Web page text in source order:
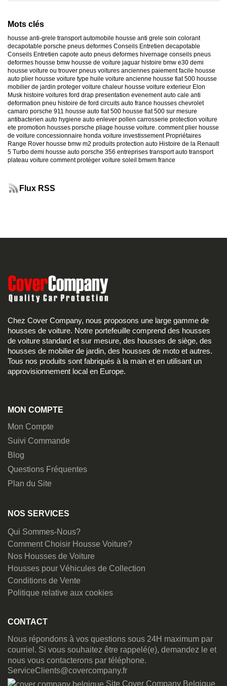
Mots clés
housse anti-grele transport automobile housse anti grele soin colorant
decapotable porsche pneus deformes Conseils Entretien decapotable
Conseils Entretien capote auto pneus deformes hivernage conseils pneus
deformes housse bmw housse de voiture jaguar histoire bmw e30 demi
housse voiture ou trouver pneus voitures anciennes paiement facile housse
auto plier housse voiture type huile voiture ancienne housse fiat 500 housse
mobilier de jardin proteger voiture chaleur housse voiture exterieur Elon
Musk histoire voitures ford drap presentation evenement auto cale anti
deformation pneu histoire de ford circuits auto france housses chevrolet
camaro porsche 911 housse auto fiat 500 housse fiat 500 sur mesure
antibacterien auto hygiene auto enlever pollen carrosserie protection voiture
ete promotion housses porsche pliage housse voiture. comment plier housse
de voiture concessionnaire honda voiture investissement Propriétaires
Range Rover housse bmw m2 produits protection auto Histoire de la Renault
5 Turbo demi housse auto porsche 356 entreprises transport auto transport
plateau voiture comment protéger voiture soleil bmwm france
Flux RSS
Chez Cover Company, nous proposons une large gamme de
housses de voiture. Notre portefeuille comprend des housses
de voiture standard et sur mesure, des housses de siège, des
housses de mobilier de jardin, des housses de moto et autres.
Tous nos produits sont fabriqués à la main et en utilisant un
approvisionnement local en Europe.
MON COMPTE
Mon Compte
Suivi Commande
Blog
Questions Fréquentes
Plan du Site
NOS SERVICES
Qui Sommes-Nous?
Comment Choisir Housse Voiture?
Nos Housses de Voiture
Housses pour Véhicules de Collection
Conditions de Vente
Politique relative aux cookies
CONTACT
Nous répondons à vos questions sous 24H maximum par
courriel. Si vous souhaitez être rappelé(e), demandez le et
nous vous contacterons par téléphone.
ServiceClients@covercompany.fr
Site Cover Company Belgique